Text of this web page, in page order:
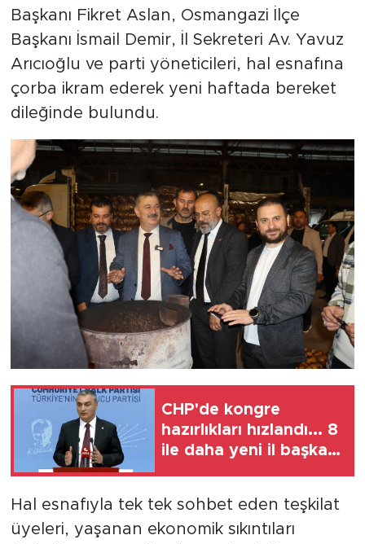
Başkanı Fikret Aslan, Osmangazi İlçe
Başkanı İsmail Demir, İl Sekreteri Av. Yavuz
Arıcıoğlu ve parti yöneticileri, hal esnafına
çorba ikram ederek yeni haftada bereket
dileğinde bulundu.
CHP'de kongre
hazırlıkları hızlandı... 8
ile daha yeni il başkanı
Hal esnafıyla tek tek sohbet eden teşkilat
üyeleri, yaşanan ekonomik sıkıntıları